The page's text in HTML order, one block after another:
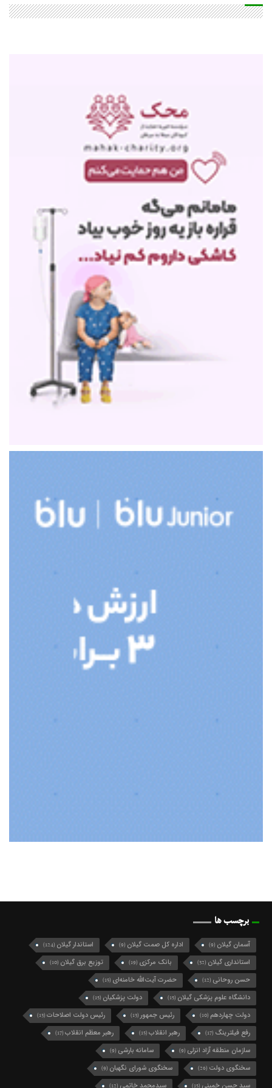
برچسب ها
آسمان گیلان (9) اداره کل صمت گیلان (9) استاندار گیلان (124)
استانداری گیلان (32) بانک مرکزی (19) توزیع برق گیلان (10)
حسن روحانی (12) حضرت آیت‌الله خامنه‌ای (15)
دانشگاه علوم پزشکی گیلان (15) دولت پزشکیان (15)
دولت چهاردهم (10) رئیس جمهور(13) رئیس دولت اصلاحات(13)
رفع فیلترینگ (17) رهبر انقلاب(15) رهبر معظم انقلاب(17)
سازمان منطقه آزاد انزلی (9) سامانه بارشی (9)
سخنگوی دولت (26) سخنگوی شورای نگهبان (9)
سید حسن خمینی سیدمحمد خاتمی